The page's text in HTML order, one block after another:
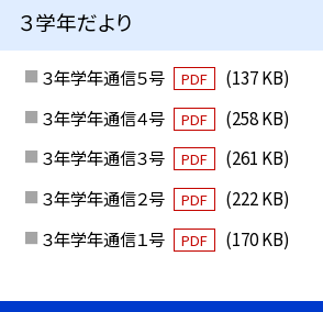
３学年だより
３年学年通信５号 PDF
(137 KB)
３年学年通信４号
PDF
(258 KB)
３年学年通信３号
PDF
(261 KB)
３年学年通信２号
PDF
(222 KB)
３年学年通信１号
PDF (170 KB)